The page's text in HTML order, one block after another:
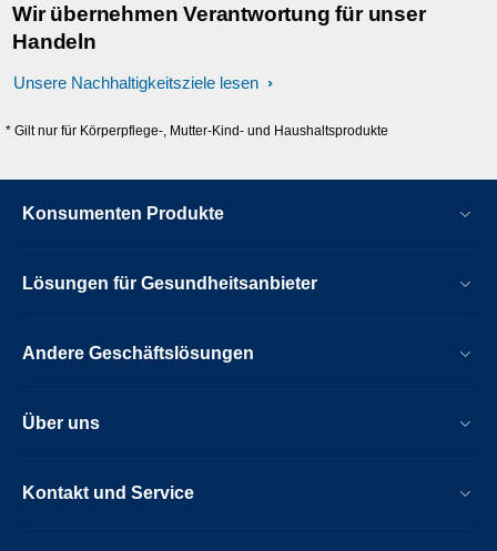
Wir übernehmen Verantwortung für unser
Handeln
Unsere Nachhaltigkeitsziele lesen
* Gilt nur für Körperpflege-, Mutter-Kind- und Haushaltsprodukte
Konsumenten Produkte
Lösungen für Gesundheitsanbieter
Andere Geschäftslösungen
Über uns
Kontakt und Service